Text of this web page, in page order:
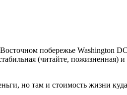
побережье Washington
(читайте, пожизненная)
но там и стоимость жизни